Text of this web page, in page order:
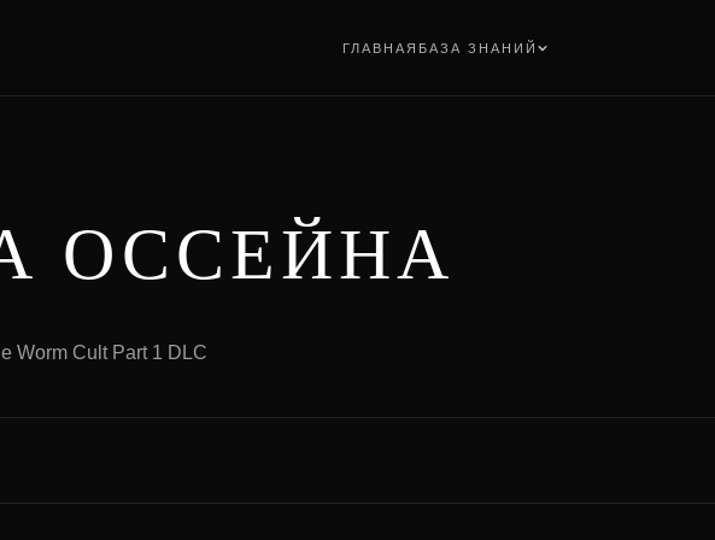
ГЛАВНАЯ БАЗА ЗНАНИЙ
ОССЕЙНА
Worm Cult Part 1 DLC